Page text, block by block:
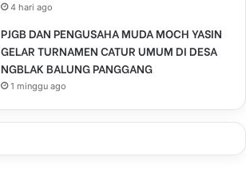
4 hari ago
PJGB DAN PENGUSAHA MUDA MOCH YASIN
GELAR TURNAMEN CATUR UMUM DI DESA
NGBLAK BALUNG PANGGANG
1 minggu ago